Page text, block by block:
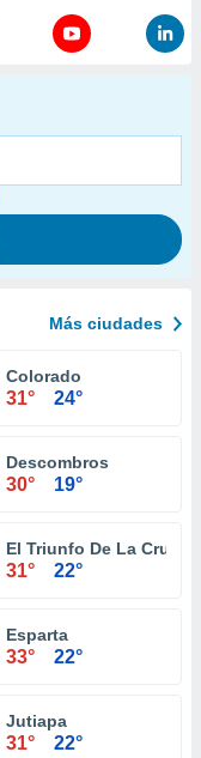
Más ciudades
Colorado
31° 24°
Descombros
30° 19°
El Triunfo De La Cruz
31° 22°
Esparta
33° 22°
Jutiapa
31° 22°